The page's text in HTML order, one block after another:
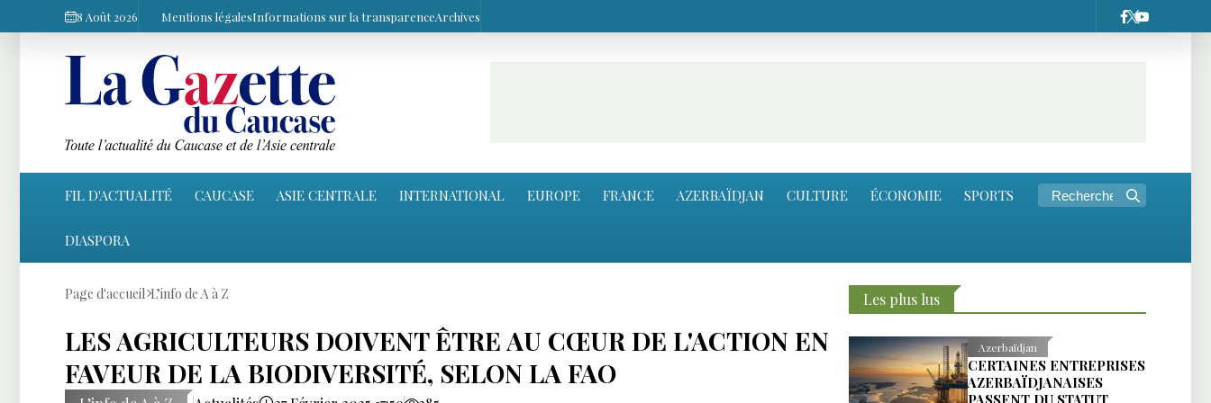
8 Août 2026 Mentions légalesInformations sur la transparenceArchives
FIL D'ACTUALITÉ CAUCASE ASIE CENTRALE INTERNATIONAL EUROPE FRANCE AZERBAÏDJAN CULTURE ÉCONOMIE SPORTS
DIASPORA
Page d'accueil L’info de A à Z
LES AGRICULTEURS DOIVENT ÊTRE AU CŒUR DE L'ACTION EN
FAVEUR DE LA BIODIVERSITÉ, SELON LA FAO
Les plus lus
Azerbaïdjan
CERTAINES ENTREPRISES
AZERBAÏDJANAISES